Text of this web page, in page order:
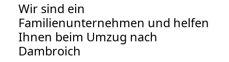
Wir sind ein
Familienunternehmen und helfen
Ihnen beim Umzug nach
Dambroich